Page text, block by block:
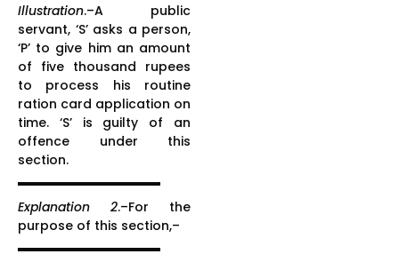
Illustration.–A public
servant, ‘S’ asks a person,
‘P’ to give him an amount
of five thousand rupees
to process his routine
ration card application on
time. ‘S’ is guilty of an
offence under this
section.
Explanation 2.–For the
purpose of this section,–